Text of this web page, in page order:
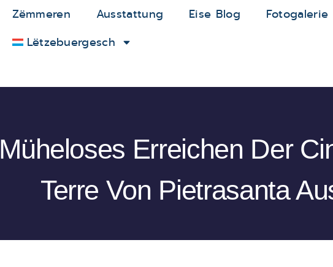
Zëmmeren Ausstattung Eise Blog Fotogalerie
Lëtzebuergesch
Müheloses Erreichen Der
Terre Von Pietrasanta